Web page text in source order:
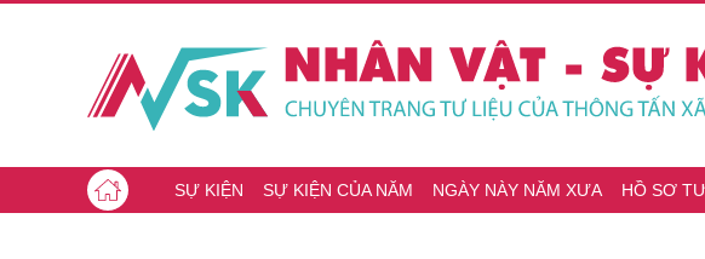
SỰ KIỆN SỰ KIỆN CỦA NĂM NGÀY NÀY NĂM XƯA HỒ SƠ